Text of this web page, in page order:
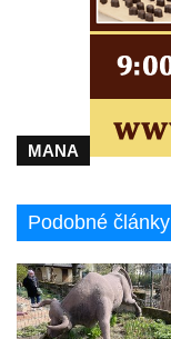
MANA
Podobné články